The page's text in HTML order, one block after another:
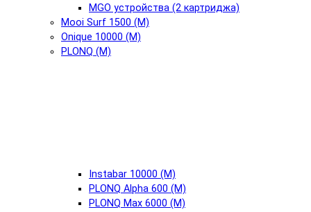
MGO устройства (2 картриджа)
Mooi Surf 1500 (М)
Onique 10000 (М)
PLONQ (М)
Instabar 10000 (М)
PLONQ Alpha 600 (М)
PLONQ Max 6000 (М)